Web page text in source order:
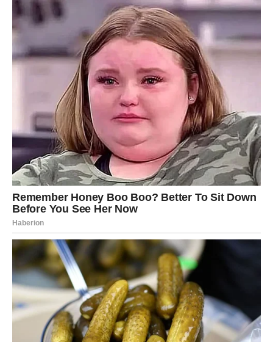
VODOLIJA – GODINA
SLOBODE I USPEHA
Vodolije u 2026. ulaze u svojunajautentičniju fazu
je godina u kojoj prestajete da se prilagođavate drugima –
i baš tada vam se sve otvara.
Karijera
Veliki iskoraci
Kreativne ideje koje donose uspeh
Mogućnost rada na nečemu štovolite
Ljubav
Ljubav dolazi:
Neočekivano